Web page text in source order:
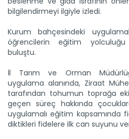
bilgilendirmeyi ilgiyle izledi.
Kurum bahçesindeki
öğrencilerin eğitim
buluştu.
İl Tarım ve Orman
uygulama alanında, Ziraat
tarafından tohumun toprağa
geçen süreç hakkında
uygulamalı eğitim kapsamında
diktikleri fidelere ilk can suyunu
Kaba yem ihtiyacı sorgun...
Malatya'da hayvancılığın kaba
Devamını Oku ->